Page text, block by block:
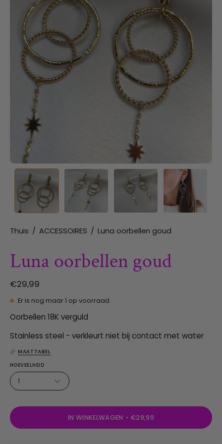
Thuis / ACCESSOIRES / Luna oorbellen goud
Luna oorbellen goud
€29,99
Er is nog maar 1 op voorraad
Oorbellen 18K verguld
Stainless steel - verkleurt niet bij contact met water
MAATTABEL
HOEVEELHEID
1
IN WINKELWAGEN €29,99